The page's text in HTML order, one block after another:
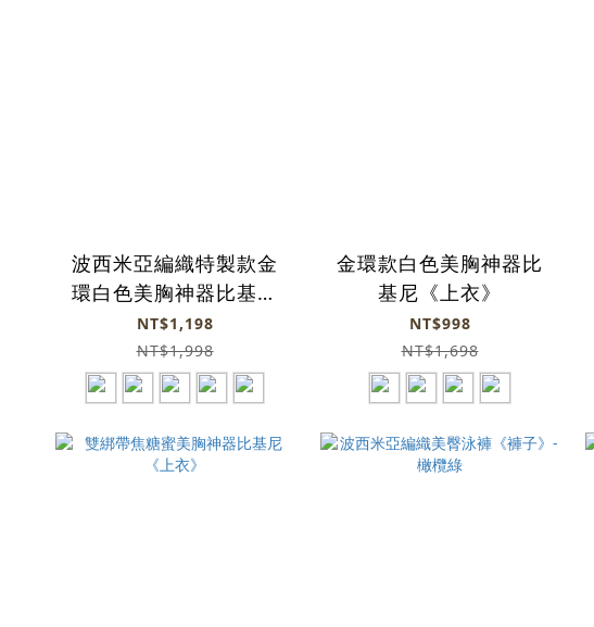
波西米亞編織特製款金
環白色美胸神器比基尼
《上衣》
NT$1,198
NT$1,998
金環款白色美胸神器比
基尼《上衣》
NT$998
NT$1,698